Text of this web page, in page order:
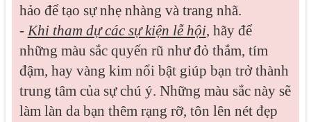
hảo để tạo sự nhẹ nhàng và trang nhã.
- Khi tham dự các sự kiện lễ hội, hãy để
những màu sắc quyến rũ như đỏ thắm, tím
đậm, hay vàng kim nổi bật giúp bạn trở thành
trung tâm của sự chú ý. Những màu sắc này sẽ
làm làn da bạn thêm rạng rỡ, tôn lên nét đẹp